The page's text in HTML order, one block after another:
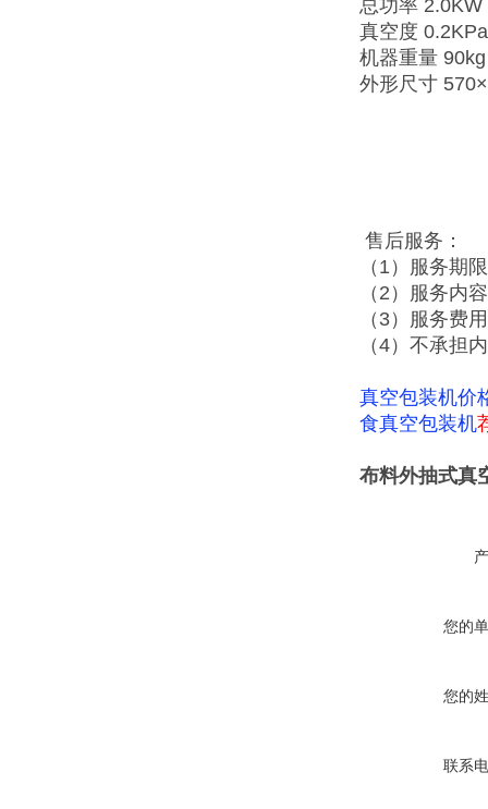
总功率 2.0KW
真空度 0.2KPa
机器重量 90kg
外形尺寸
售后服务：
（1）服务期
（2）服务内
（3）服务费
（4）不承担
真空包装机价
食真空包装机
布料外抽式真
您的
您的
联系